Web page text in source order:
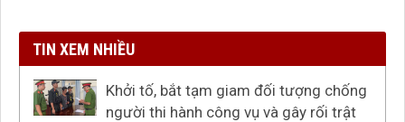
TIN XEM NHIỀU
Khởi tố, bắt tạm giam đối tượng chống
người thi hành công vụ và gây rối trật